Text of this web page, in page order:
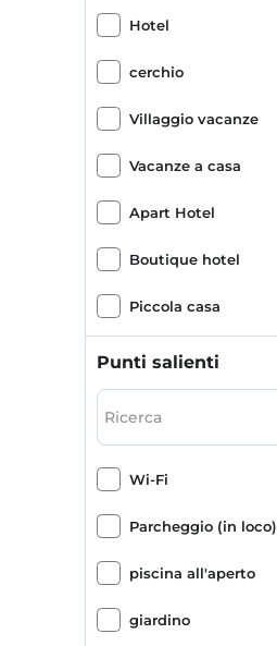
Hotel
cerchio
Villaggio vacanze
Vacanze a casa
Apart Hotel
Boutique hotel
Piccola casa
Punti salienti
Wi-Fi
Parcheggio (in loco)
piscina all'aperto
giardino